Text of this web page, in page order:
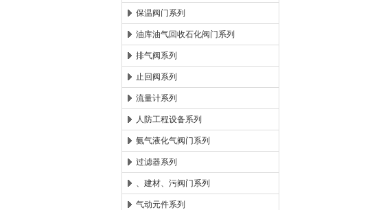
保温阀门系列
油库油气回收石化阀门系列
排气阀系列
止回阀系列
流量计系列
人防工程设备系列
氨气液化气阀门系列
过滤器系列
、建材、污阀门系列
气动元件系列